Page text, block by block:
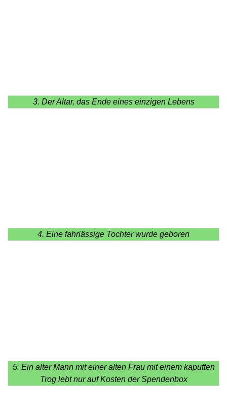
3. Der Altar, das Ende eines einzigen Lebens
4. Eine fahrlässige Tochter wurde geboren
5. Ein alter Mann mit einer alten Frau mit einem kaputten
Trog lebt nur auf Kosten der Spendenbox